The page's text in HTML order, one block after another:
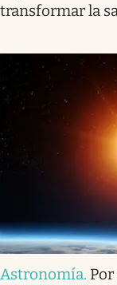
transformar la
Astronomía.